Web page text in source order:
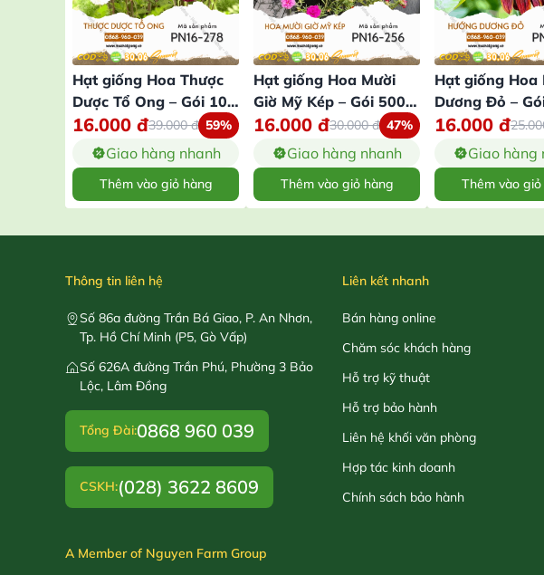
Hạt giống Hoa Thược
Dược Tổ Ong – Gói 100
Hạt
16.000 đ39.000đ 59%
Giao hàng nhanh
Thêm vào giỏ hàng
Hạt giống Hoa Mười
Giờ Mỹ Kép – Gói 500
Hạt
16.000 đ30.000đ 47%
Giao hàng nhanh
Thêm vào giỏ hàng
Hạt giống Hoa
Dương Đỏ –
16.000 đ
Giao hàng
Thêm vào
Thông tin liên hệ
Số 86a đường Trần Bá Giao, P. An Nhơn,
Tp. Hồ Chí Minh (P5, Gò Vấp)
Số 626A đường Trần Phú, Phường 3 Bảo
Lộc, Lâm Đồng
Tổng Đài:0868 960 039
CSKH:(028) 3622 8609
A Member of Nguyen Farm Group
Liên kết nhanh
Bán hàng online
Chăm sóc khách hàng
Hỗ trợ kỹ thuật
Hỗ trợ bảo hành
Liên hệ khối văn phòng
Hợp tác kinh doanh
Chính sách bảo hành